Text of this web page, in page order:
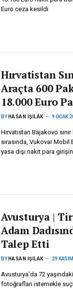
Euro ceza kesildi
Hırvatistan
Araçta 600
18.000 Euro
BY HASAN IŞILAK 9 OCAK
Hırvatistan Bajakovo
sırasında, Vukovar Mobil
yasa dışı nakit para
Avusturya |
Adam
Talep Etti
BY HASAN IŞILAK 29
Avusturya’da 72
fotoğrafları istemekle